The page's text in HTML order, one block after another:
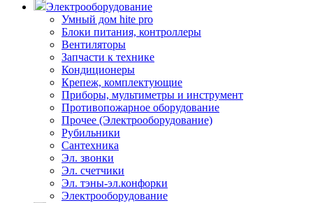
Электрооборудование
Умный дом hite pro
Блоки питания, контроллеры
Вентиляторы
Запчасти к технике
Кондиционеры
Крепеж, комплектующие
Приборы, мультиметры и инструмент
Противопожарное оборудование
Прочее (Электрооборудование)
Рубильники
Сантехника
Эл. звонки
Эл. счетчики
Эл. тэны-эл.конфорки
Электрооборудование